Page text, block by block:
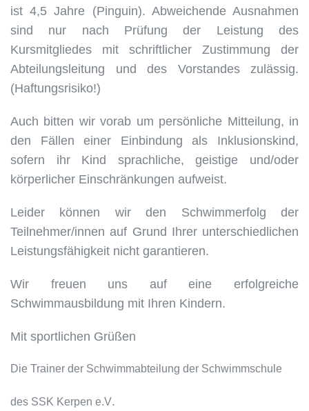
ist 4,5 Jahre (Pinguin). Abweichende Ausnahmen
sind nur nach Prüfung der Leistung des
Kursmitgliedes mit schriftlicher Zustimmung der
Abteilungsleitung und des Vorstandes zulässig.
(Haftungsrisiko!)
Auch bitten wir vorab um persönliche Mitteilung, in
den Fällen einer Einbindung als Inklusionskind,
sofern ihr Kind sprachliche, geistige und/oder
körperlicher Einschränkungen aufweist.
Leider können wir den Schwimmerfolg der
Teilnehmer/innen auf Grund Ihrer unterschiedlichen
Leistungsfähigkeit nicht garantieren.
Wir freuen uns auf eine erfolgreiche
Schwimmausbildung mit Ihren Kindern.
Mit sportlichen Grüßen
Die Trainer der Schwimmabteilung der Schwimmschule
des SSK Kerpen e.V.